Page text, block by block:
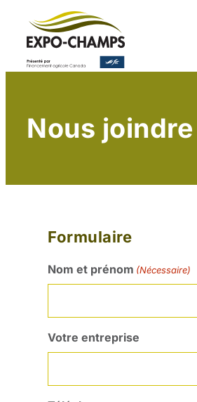
contenu
Nous joindre
Formulaire
Nom et prénom (Nécessaire)
Votre entreprise